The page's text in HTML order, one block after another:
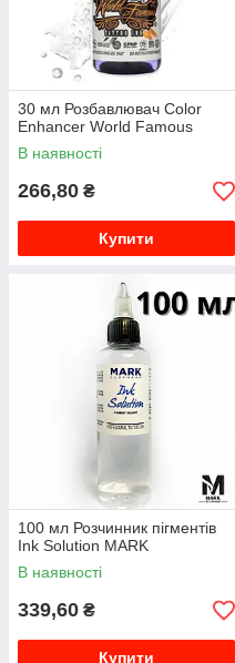
30 мл Розбавлювач Color
Enhancer World Famous
В наявності
266,80 ₴
Купити
100 мл Розчинник пігментів
Ink Solution MARK
В наявності
339,60 ₴
Купити